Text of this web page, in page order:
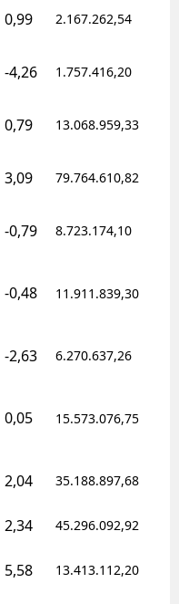
0,99 2.167.262,54
-4,26 1.757.416,20
0,79 13.068.959,33
3,09 79.764.610,82
-0,79 8.723.174,10
-0,48 11.911.839,30
-2,63 6.270.637,26
0,05 15.573.076,75
2,04 35.188.897,68
2,34 45.296.092,92
5,58 13.413.112,20